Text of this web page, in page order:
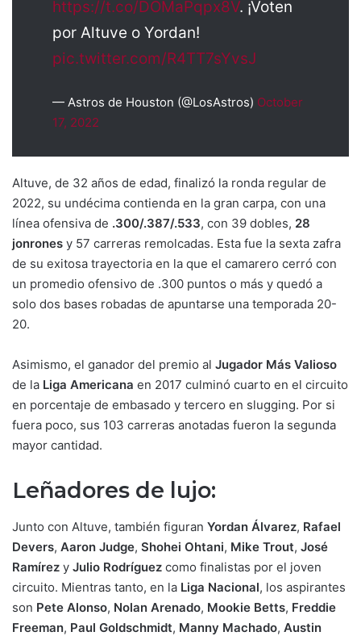
https://t.co/DOMaPqpx8V. ¡Voten
por Altuve o Yordan!
pic.twitter.com/R4TT7sYvsJ
— Astros de Houston (@LosAstros) October
17, 2022
Altuve, de 32 años de edad, finalizó la ronda regular de
2022, su undécima contienda en la gran carpa, con una
línea ofensiva de .300/.387/.533, con 39 dobles, 28
jonrones y 57 carreras remolcadas. Esta fue la sexta zafra
de su exitosa trayectoria en la que el camarero cerró con
un promedio ofensivo de .300 puntos o más y quedó a
solo dos bases robadas de apuntarse una temporada 20-
20.
Asimismo, el ganador del premio al Jugador Más Valioso
de la Liga Americana en 2017 culminó cuarto en el circuito
en porcentaje de embasado y tercero en slugging. Por si
fuera poco, sus 103 carreras anotadas fueron la segunda
mayor cantidad.
Leñadores de lujo:
Junto con Altuve, también figuran Yordan Álvarez, Rafael
Devers, Aaron Judge, Shohei Ohtani, Mike Trout, José
Ramírez y Julio Rodríguez como finalistas por el joven
circuito. Mientras tanto, en la Liga Nacional, los aspirantes
son Pete Alonso, Nolan Arenado, Mookie Betts, Freddie
Freeman, Paul Goldschmidt, Manny Machado, Austin